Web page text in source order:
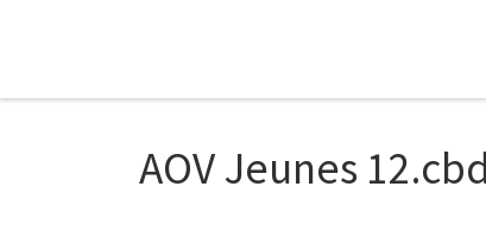
AOV Jeunes